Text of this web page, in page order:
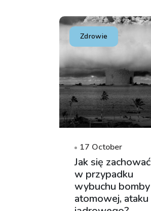
Zdrowie
17 October
Jak się zachować
w przypadku
wybuchu bomby
atomowej, ataku